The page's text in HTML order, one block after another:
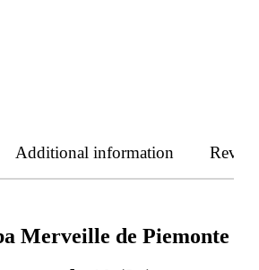
Additional information
Merveille de Piemonte